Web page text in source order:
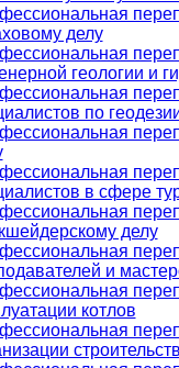
делу
геологии и
по
в сфере
делу
и
котлов